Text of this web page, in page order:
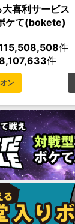
喜利サービス
ケて(bokete)
件
件
ン